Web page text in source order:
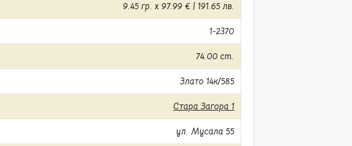
9.45 гр. x 97.99 € | 191.65 лв.
1-2370
74.00 cm.
Злато 14к/585
Стара Загора 1
ул. Мусала 55